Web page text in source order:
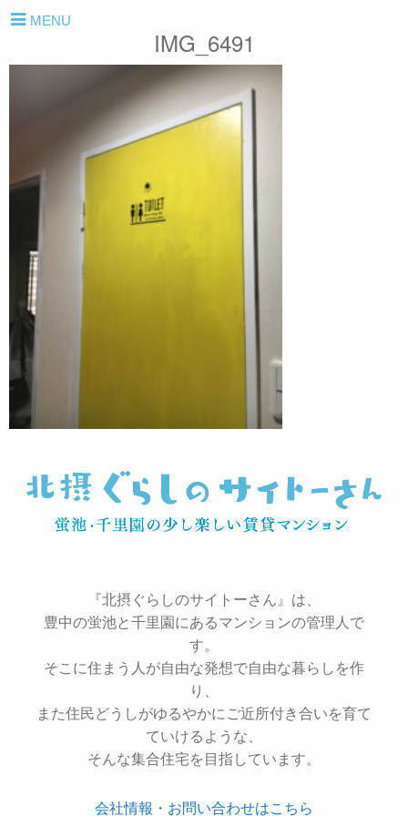
MENU
IMG_6491
『北摂ぐらしのサイトーさん』は、
豊中の蛍池と千里園にあるマンションの管理人で
す。
そこに住まう人が自由な発想で自由な暮らしを作
り、
また住民どうしがゆるやかにご近所付き合いを育て
ていけるような、
そんな集合住宅を目指しています。
会社情報・お問い合わせはこちら